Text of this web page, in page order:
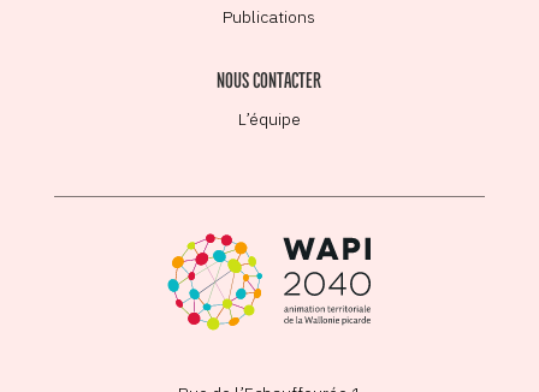
Publications
NOUS CONTACTER
L’équipe